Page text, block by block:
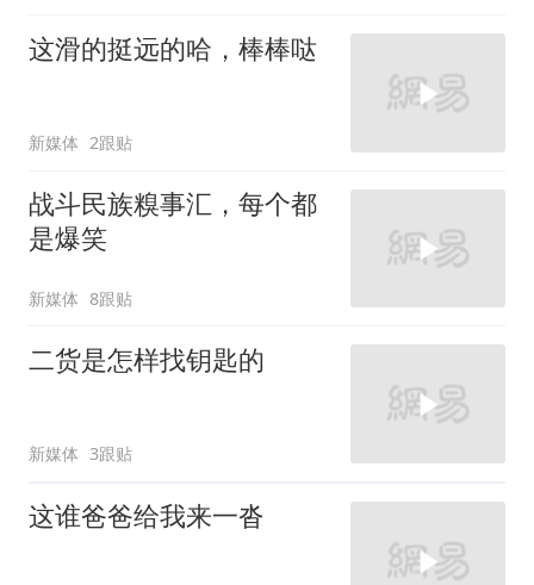
这滑的挺远的哈，棒棒哒
新媒体 2跟贴
战斗民族糗事汇，每个都
是爆笑
新媒体 8跟贴
二货是怎样找钥匙的
新媒体 3跟贴
这谁爸爸给我来一沓